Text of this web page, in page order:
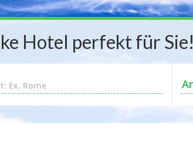
Hotel perfekt für Sie!
Ex. Rome